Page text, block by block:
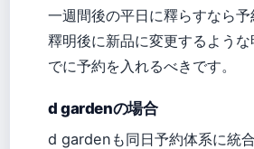
一週間後の平日に釋らすなら
釋明後に新品に変更するよう
でに予約を入れるべきです。
d gardenの場合
d gardenも同日予約体系に統合